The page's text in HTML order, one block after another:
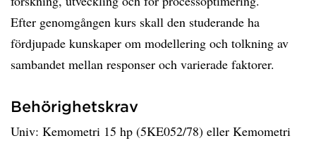
Efter genomgången kurs skall den studerande ha
fördjupade kunskaper om modellering och tolkning av
sambandet mellan responser och varierade faktorer.
Behörighetskrav
Univ: Kemometri 15 hp (5KE052/78) eller Kemometri